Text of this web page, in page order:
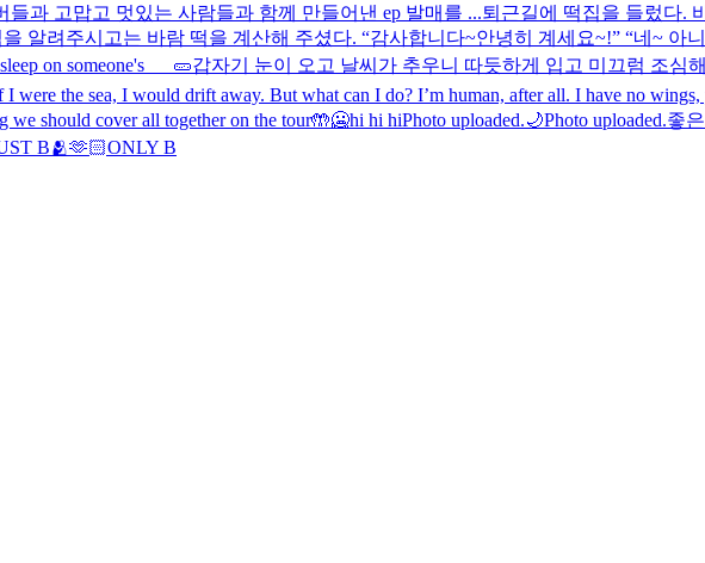
과 고맙고 멋있는 사람들과 함께 만들어낸 ep 발매를 ...퇴근길에 떡집을 들렀다.
알려주시고는 바람 떡을 계산해 주셨다. “감사합니다~안녕히 계세요~!” “네~ 아
on someone's___🥒갑자기 눈이 오고 날씨가 추우니 따듯하게 입고 미끄럼 조심
were the sea, I would drift away. But what can I do? I’m human, after all. I have no wings,
we should cover all together on the tour🤲🥶hi hi hiPhoto uploaded.🌙Photo uploaded.좋
B🫂🫶🏻ONLY B